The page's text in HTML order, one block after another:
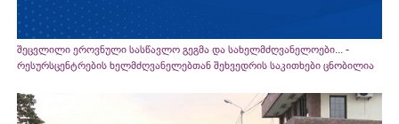
შეცვლილი ეროვნული სასწავლო გეგმა და სახელმძღვანელოები... -
რესურსცენტრების ხელმძღვანელებთან შეხვედრის საკითხები ცნობილია